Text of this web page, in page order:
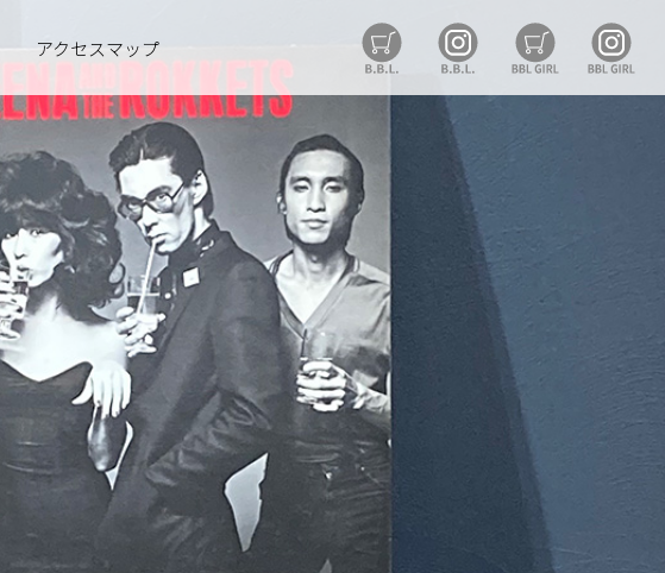
アクセスマップ
B.B.L Store B.B.L BBL GIRL